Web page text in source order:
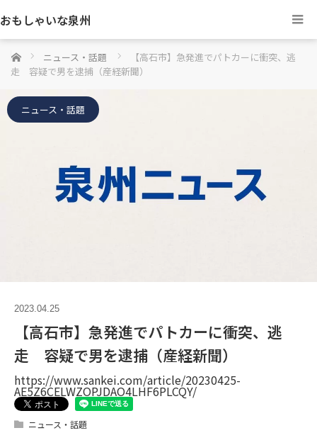
おもしゃいな泉州
ホーム ニュース・話題
【高石市】急発進でパトカーに衝突、逃
走 容疑で男を逮捕（産経新聞）
ニュース・話題
2023.04.25
【高石市】急発進でパトカーに衝突、逃
走 容疑で男を逮捕（産経新聞）
https://www.sankei.com/article/20230425-
AE5Z6CELWZOPJDAO4LHF6PLCQY/
ニュース・話題